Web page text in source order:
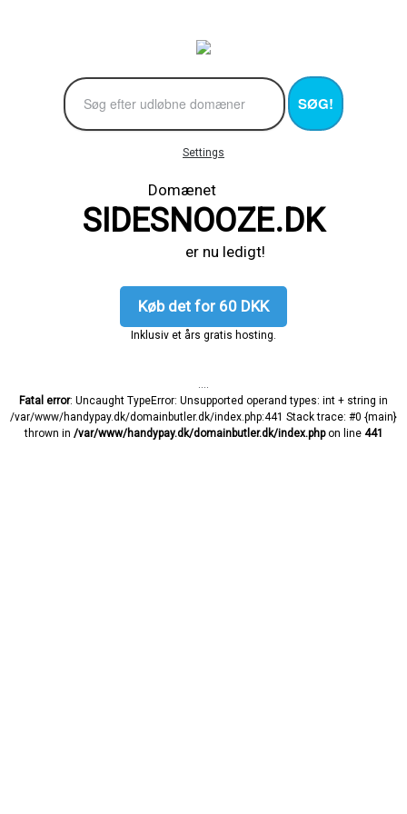
SØG!
Settings
Domænet
SIDESNOOZE.DK
er nu ledigt!
Køb det for 60 DKK
Inklusiv et års gratis hosting.
Fatal error: Uncaught TypeError: Unsupported operand types: int + string in
/var/www/handypay.dk/domainbutler.dk/index.php:441 Stack trace: #0 {main}
thrown in /var/www/handypay.dk/domainbutler.dk/index.phpon line 441